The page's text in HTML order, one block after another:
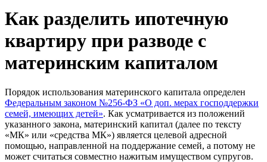
Как разделить ипотечную
квартиру при разводе с
материнским капиталом
Порядок использования материнского капитала определен
Федеральным законом №256-ФЗ «О доп. мерах господдержки
семей, имеющих детей». Как усматривается из положений
указанного закона, материнский капитал (далее по тексту
«МК» или «средства МК») является целевой адресной
помощью, направленной на поддержание семей, а потому не
может считаться совместно нажитым имуществом супругов.